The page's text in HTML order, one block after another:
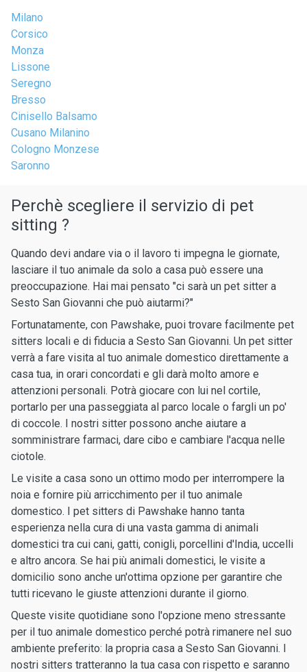
Milano
Corsico
Monza
Lissone
Seregno
Bresso
Cinisello Balsamo
Cusano Milanino
Cologno Monzese
Saronno
Perchè scegliere il servizio di pet
sitting ?
Quando devi andare via o il lavoro ti impegna le giornate,
lasciare il tuo animale da solo a casa può essere una
preoccupazione. Hai mai pensato "ci sarà un pet sitter a
Sesto San Giovanni che può aiutarmi?"
Fortunatamente, con Pawshake, puoi trovare facilmente pet
sitters locali e di fiducia a Sesto San Giovanni. Un pet sitter
verrà a fare visita al tuo animale domestico direttamente a
casa tua, in orari concordati e gli darà molto amore e
attenzioni personali. Potrà giocare con lui nel cortile,
portarlo per una passeggiata al parco locale o fargli un po'
di coccole. I nostri sitter possono anche aiutare a
somministrare farmaci, dare cibo e cambiare l'acqua nelle
ciotole.
Le visite a casa sono un ottimo modo per interrompere la
noia e fornire più arricchimento per il tuo animale
domestico. I pet sitters di Pawshake hanno tanta
esperienza nella cura di una vasta gamma di animali
domestici tra cui cani, gatti, conigli, porcellini d'India, uccelli
e altro ancora. Se hai più animali domestici, le visite a
domicilio sono anche un'ottima opzione per garantire che
tutti ricevano le giuste attenzioni durante il giorno.
Queste visite quotidiane sono l'opzione meno stressante
per il tuo animale domestico perché potrà rimanere nel suo
ambiente preferito: la propria casa a Sesto San Giovanni. I
nostri sitters tratteranno la tua casa con rispetto e saranno